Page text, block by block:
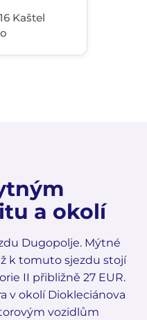
Kaštel
a okolí
Dugopolje. Mýtné
k tomuto sjezdu stojí
II přibližně 27 EUR.
v okolí Diokleciánova
vozidlům